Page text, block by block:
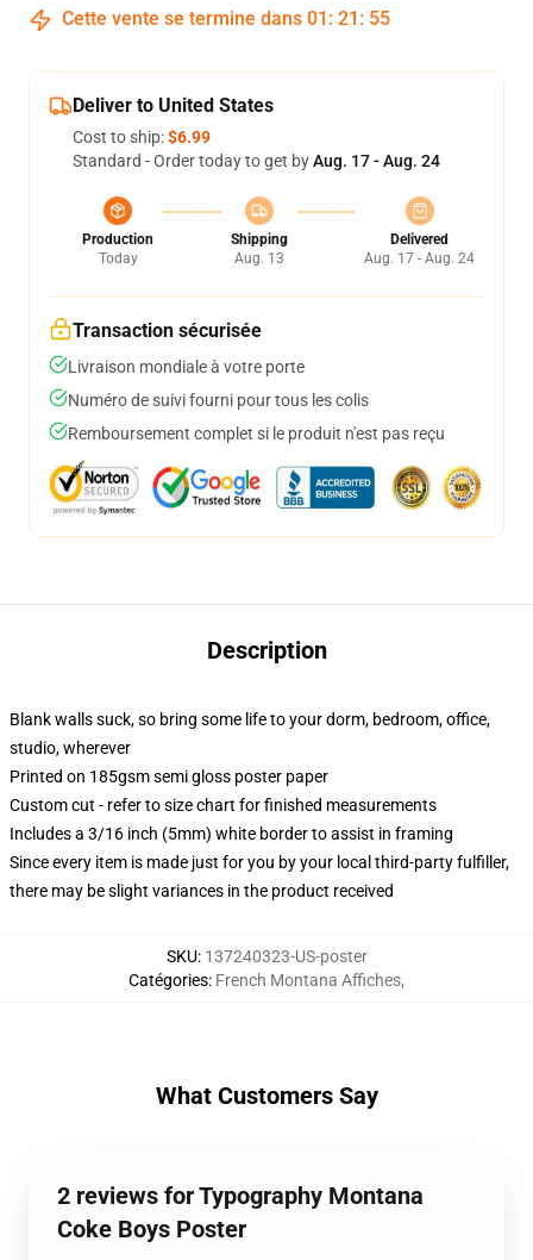
Cette vente se termine dans 01 : 21 : 55
Deliver to United States
Cost to ship:$6.99
Standard - Order today to get byAug. 17 - Aug. 24
Production
Today
Shipping
Aug. 13
Delivered
Aug. 17 - Aug. 24
Transaction sécurisée
Livraison mondiale à votre porte
Numéro de suivi fourni pour tous les colis
Remboursement complet si le produit n'est pas reçu
Description
Blank walls suck, so bring some life to your dorm, bedroom, office,
studio, wherever
Printed on 185gsm semi gloss poster paper
Custom cut - refer to size chart for finished measurements
Includes a 3/16 inch (5mm) white border to assist in framing
Since every item is made just for you by your local third-party fulfiller,
there may be slight variances in the product received
SKU: 137240323-US-poster
Catégories: French Montana Affiches,
What Customers Say
2 reviews for Typography Montana
Coke Boys Poster